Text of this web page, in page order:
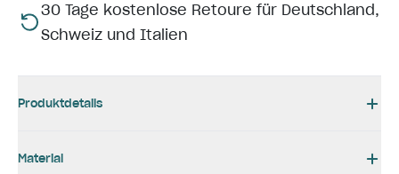
30 Tage kostenlose Retoure für Deutschland,
Schweiz und Italien
Produktdetails
Material